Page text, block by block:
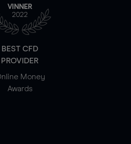
VINNER
2022
BEST CFD
PROVIDER
Money
Awards